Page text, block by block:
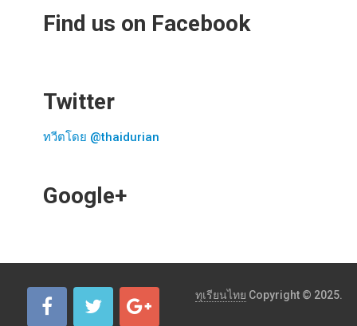
Find us on Facebook
Twitter
ทวีตโดย @thaidurian
Google+
ทุเรียนไทย Copyright © 2025.